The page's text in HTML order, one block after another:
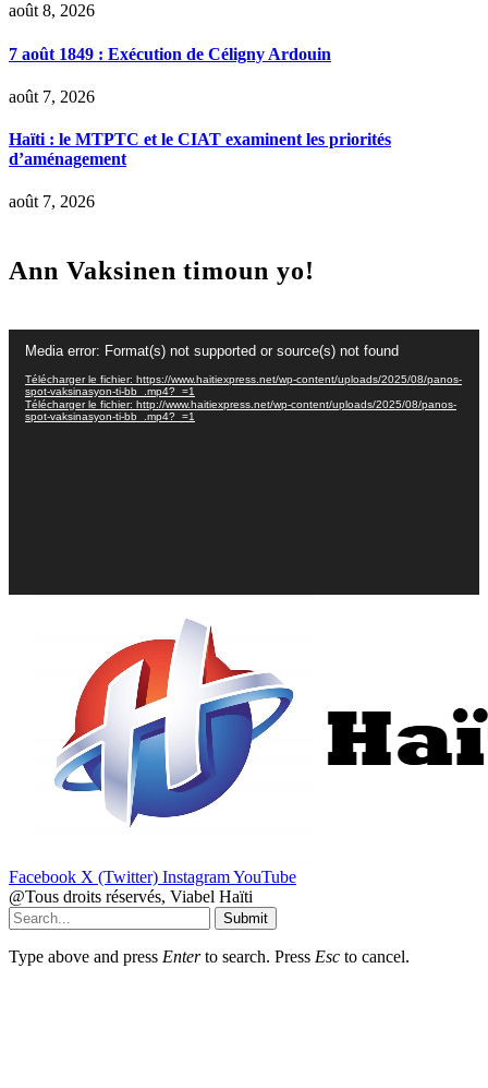
août 8, 2026
7 août 1849 : Exécution de Céligny Ardouin
août 7, 2026
Haïti : le MTPTC et le CIAT examinent les priorités
d’aménagement
août 7, 2026
Ann Vaksinen timoun yo!
vidéo
Media error: Format(s) not supported or source(s) not found
Télécharger le fichier: https://www.haitiexpress.net/wp-content/uploads/2025/08/panos-
spot-vaksinasyon-ti-bb_.mp4?_=1
Télécharger le fichier: http://www.haitiexpress.net/wp-content/uploads/2025/08/panos-
spot-vaksinasyon-ti-bb_.mp4?_=1
Facebook X (Twitter) InstagramYouTube
@Tous droits réservés, Viabel Haïti
Submit
Type above and press Enterto search. Press Esc to cancel.